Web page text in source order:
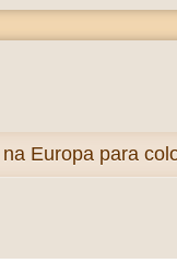
Europa para